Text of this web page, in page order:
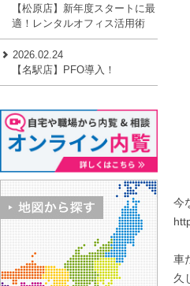
今
車
久
【松原店】新年度スタートに最
適！レンタルオフィス活用術
2026.02.24
【名駅店】PFO導入！